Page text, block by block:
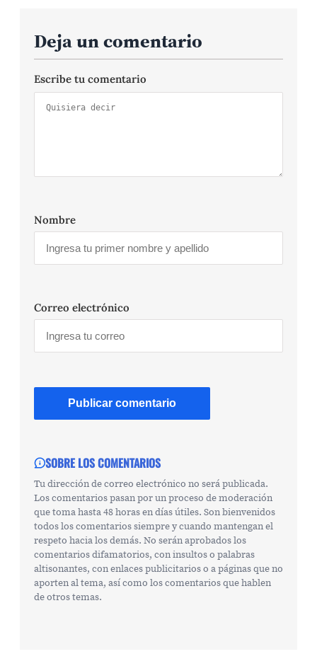
Deja un comentario
Escribe tu comentario
Nombre
Correo electrónico
SOBRE LOS COMENTARIOS
Tu dirección de correo electrónico no será publicada.
Los comentarios pasan por un proceso de moderación
que toma hasta 48 horas en días útiles. Son bienvenidos
todos los comentarios siempre y cuando mantengan el
respeto hacia los demás. No serán aprobados los
comentarios difamatorios, con insultos o palabras
altisonantes, con enlaces publicitarios o a páginas que no
aporten al tema, así como los comentarios que hablen
de otros temas.